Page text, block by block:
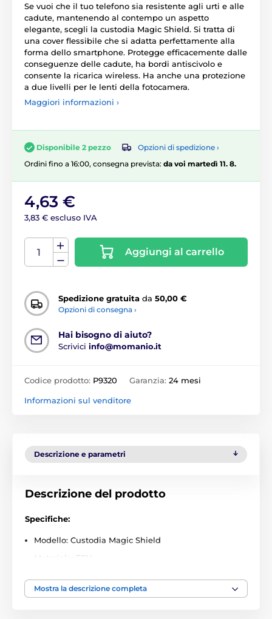
Se vuoi che il tuo telefono sia resistente agli urti e alle
cadute, mantenendo al contempo un aspetto
elegante, scegli la custodia Magic Shield. Si tratta di
una cover flessibile che si adatta perfettamente alla
forma dello smartphone. Protegge efficacemente dalle
conseguenze delle cadute, ha bordi antiscivolo e
consente la ricarica wireless. Ha anche una protezione
a due livelli per le lenti della fotocamera.
Maggiori informazioni ›
Disponibile 2 pezzo
Opzioni di spedizione ›
Ordini fino a 16:00, consegna prevista: da voi martedì 11. 8.
4,63 €
3,83 € escluso IVA
Aggiungi al carrello
Spedizione gratuita da 50,00 €
Opzioni di consegna ›
Hai bisogno di aiuto?
Scrivici info@momanio.it
Codice prodotto: P9320 Garanzia: 24 mesi
Informazioni sul venditore
Descrizione e parametri
Descrizione del prodotto
Specifiche:
Modello: Custodia Magic Shield
Materiale: TPU
Principali vantaggi della custodia Magic Shield:
Assorbe perfettamente gli urti.Protegge
Mostra la descrizione completa